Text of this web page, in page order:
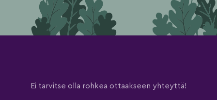
Ei tarvitse olla rohkea ottaakseen yhteyttä!